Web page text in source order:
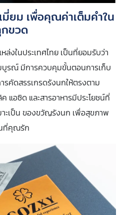
ยม เพื่อคุณค่าเต็มคำใน
ขวด
งในประเทศไทย เป็นที่ยอมรับว่า
รณ์ มีการควบคุมขั้นตอนการเก็บ
คัดสรรเกรดรังนกให้ตรงตาม
อซิด และสารอาหารมีประโยชน์ที่
ะเป็น ของขวัญรังนก เพื่อสุขภาพ
ที่คุณรัก